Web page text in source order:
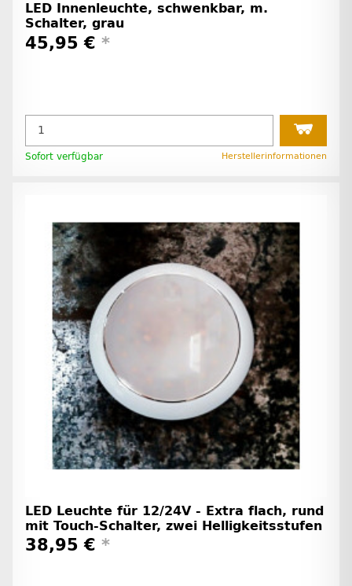
LED Innenleuchte, schwenkbar, m.
Schalter, grau
45,95 € *
Sofort verfügbar Herstellerinformationen
LED Leuchte für 12/24V - Extra flach, rund
mit Touch-Schalter, zwei Helligkeitsstufen
38,95 € *